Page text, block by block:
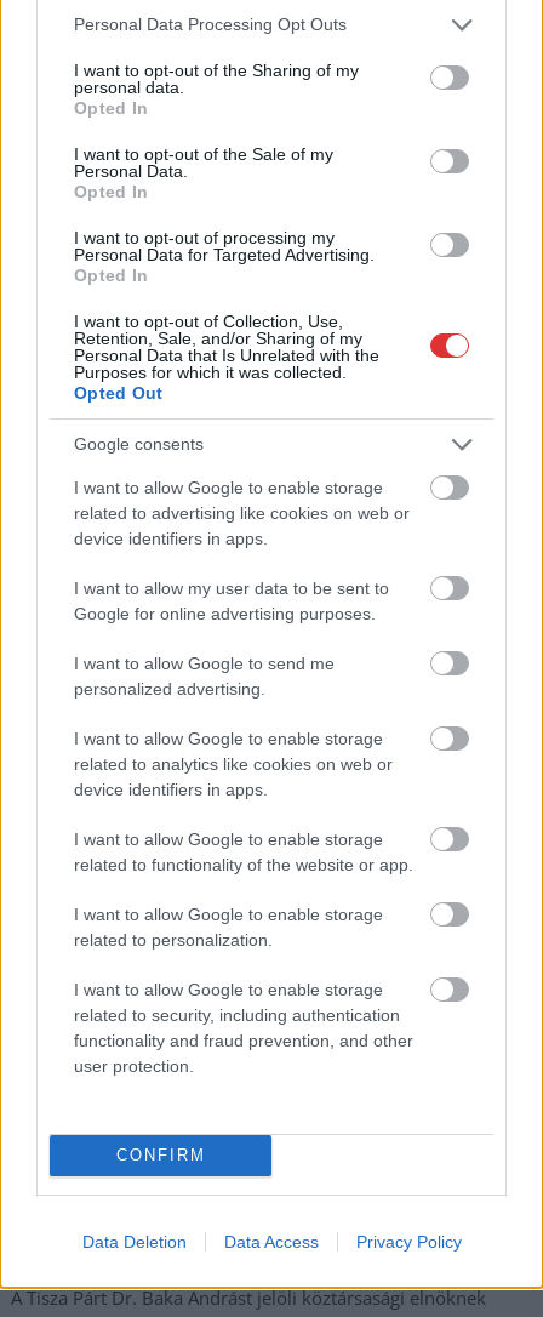
Please note that this website/app uses one or more Google
not limited to your visit or usage behaviour. You may click to
grant or deny consent to Google and its third-party tags to
use your data for below specified purposes in below Google
consent section.
Personal Data Processing Opt Outs
I want to opt-out of the Sharing of my
personal data.
Opted In
I want to opt-out of the Sale of my
Personal Data.
Opted In
I want to opt-out of processing my
Personal Data for Targeted Advertising.
Opted In
I want to opt-out of Collection, Use,
Retention, Sale, and/or Sharing of my
Personal Data that Is Unrelated with the
Purposes for which it was collected.
Opted Out
Google consents
I want to allow Google to enable storage
related to advertising like cookies on web or
device identifiers in apps.
I want to allow my user data to be sent to
Google for online advertising purposes.
I want to allow Google to send me
personalized advertising.
I want to allow Google to enable storage
related to analytics like cookies on web or
device identifiers in apps.
I want to allow Google to enable storage
related to functionality of the website or app.
I want to allow Google to enable storage
related to personalization.
I want to allow Google to enable storage
related to security, including authentication
functionality and fraud prevention, and other
user protection.
CONFIRM
Data Deletion Data Access Privacy Policy
2026.08.07. Fazekas Adrián
Az idei év leglassabb növekedését hozta a június a
Bár a hazai kiskereskedelmi forgalom idén júniusban is
bővülni tudott, a növekedési ütem jelentősen lelassult a...
Magyarország
Hírlevél feliratkozás
Adja meg keresztnevét:
Adja
Megismertem és elfogadom aGDPR-szabályzatot
postaládájába érkezik!
A SZOL24 legfrissebb 24 cikke
A Tisza Párt Dr. Baka Andrást jelöli köztársasági elnöknek